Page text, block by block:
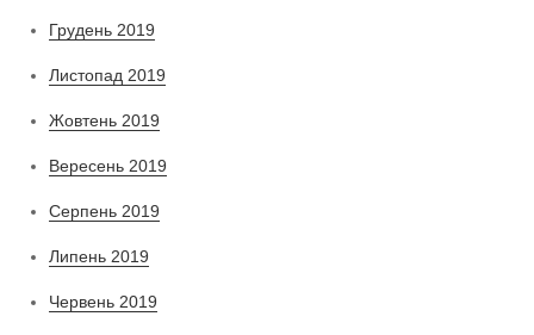
Грудень 2019
Листопад 2019
Жовтень 2019
Вересень 2019
Серпень 2019
Липень 2019
Червень 2019